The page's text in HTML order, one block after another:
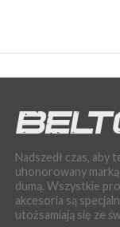
Nadszedł czas,
uhonorowany
dumą. Wszystkie
akcesoria są
utożsamiają się ze